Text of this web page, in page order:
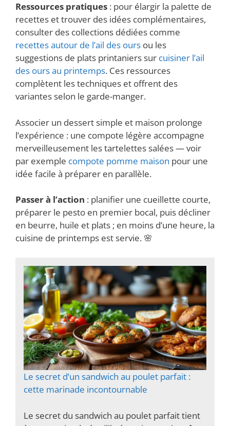
Ressources pratiques : pour élargir la palette de
recettes et trouver des idées complémentaires,
consulter des collections dédiées comme
recettes autour de l’ail des ours ou les
suggestions de plats printaniers sur cuisiner l’ail
des ours au printemps. Ces ressources
complètent les techniques et offrent des
variantes selon le garde-manger.
Associer un dessert simple et maison prolonge
l’expérience : une compote légère accompagne
merveilleusement les tartelettes salées — voir
par exemple compote pomme maison pour une
idée facile à préparer en parallèle.
Passer à l’action : planifier une cueillette courte,
préparer le pesto en premier bocal, puis décliner
en beurre, huile et plats ; en moins d’une heure, la
cuisine de printemps est servie. 🌸
Le secret d’un sandwich au poulet parfait :
cette marinade incontournable
Le secret du sandwich au poulet parfait tient